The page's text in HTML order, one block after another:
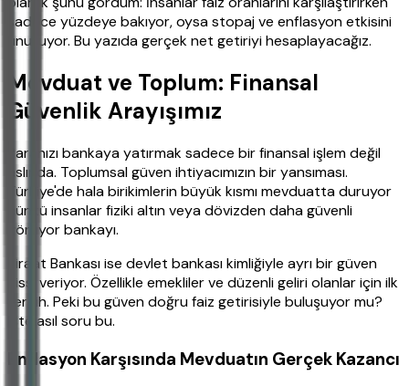
sadece yüzdeye bakıyor, oysa stopaj ve enflasyon etkisini
unutuyor. Bu yazıda gerçek net getiriyi hesaplayacağız.
Mevduat ve Toplum: Finansal
Güvenlik Arayışımız
Paranızı bankaya yatırmak sadece bir finansal işlem değil
aslında. Toplumsal güven ihtiyacımızın bir yansıması.
Türkiye'de hala birikimlerin büyük kısmı mevduatta duruyor
çünkü insanlar fiziki altın veya dövizden daha güvenli
görüyor bankayı.
Ziraat Bankası ise devlet bankası kimliğiyle ayrı bir güven
hissi veriyor. Özellikle emekliler ve düzenli geliri olanlar için ilk
tercih. Peki bu güven doğru faiz getirisiyle buluşuyor mu?
İşte asıl soru bu.
Enflasyon Karşısında Mevduatın Gerçek Kazancı